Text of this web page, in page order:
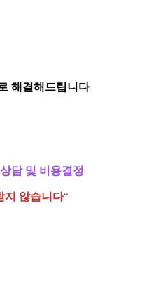
해결해드립니다
담 및 비용결정
지 않습니다“